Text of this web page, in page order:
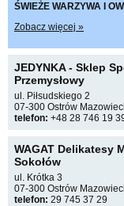
ŚWIEŻE WARZYWA I
Zobacz więcej »
JEDYNKA - Sklep
Przemysłowy
ul. Piłsudskiego 2
07-300 Ostrów
telefon: +48 28 746 19
WAGAT Delikatesy
Sokołów
ul. Krótka 3
07-300 Ostrów
telefon: 29 745 37 29